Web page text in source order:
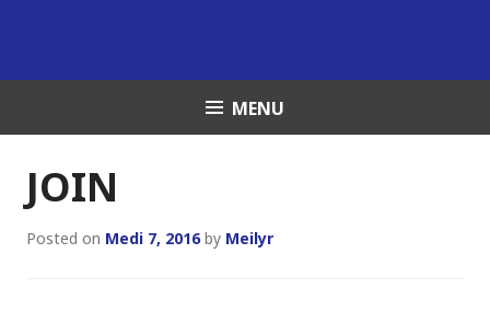
MENU
JOIN
Posted on Medi 7, 2016by Meilyr